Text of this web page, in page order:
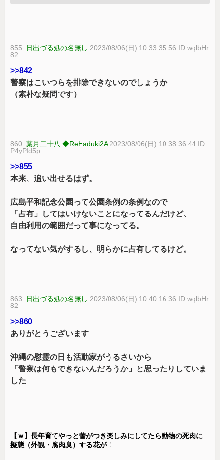
855: 日出づる処の名無し 2023/08/06(日) 10:33:35.56 ID:wqlbHr
82
>>842
警察はこいつらを排除できないのでしょうか
（素朴な疑問です）
860:葉月二十八 ◆ReHaduki2A 2023/08/06(日) 10:38:36.44 ID:
P4yPId5p
>>855
本来、追い出せるはず。
広島平和記念公園って公園条例の条例なので
「占有」してはいけないことになってるんだけど、
自由利用の範囲だって事になってる。
なってない気がするし、明らかに占有してるけど。
863: 日出づる処の名無し 2023/08/06(日) 10:40:16.36 ID:wqlbHr
82
>>860
ありがとうございます
沖縄の慰霊の日も活動家がうるさいから
「警察は何もできないんだろうか」と思ったりしていま
した
【ｗ】長年育てやっと蕾がつき楽しみにしてたら動物の死肉に
擬態（外観・腐肉臭）する花が！